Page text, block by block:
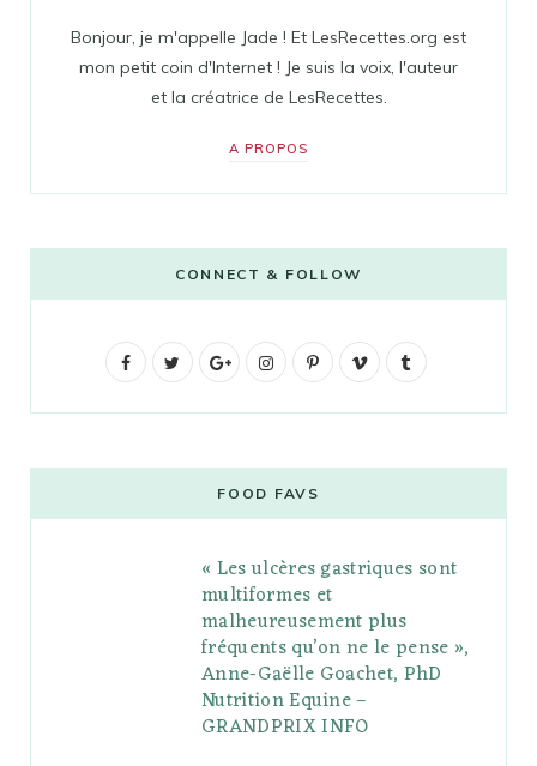
Bonjour, je m'appelle Jade ! Et LesRecettes.org est
mon petit coin d'Internet ! Je suis la voix, l'auteur
et la créatrice de LesRecettes.
A PROPOS
CONNECT & FOLLOW
F
b
t
G
g
l
e
P
l
s
I
t
a
g
r
a
m
P
e
r
e
s
V
o
l
r
FOOD FAVS
« Les ulcères gastriques sont
multiformes et
malheureusement plus
fréquents qu’on ne le pense »,
Anne-Gaëlle Goachet, PhD
Nutrition Equine –
GRANDPRIX INFO